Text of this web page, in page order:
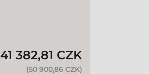
41 382,81 CZK
(50 900,86 CZK)